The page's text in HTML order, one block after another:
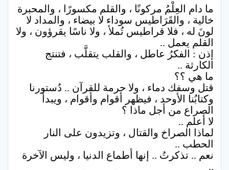
ما دام العِلْمُ مركونًا ، والقلم مكسورًا ، والمحبرة
خالية ، والقَرَاطيس سوداء لا بيضاء ، والمداد لا
لونَ له ، فلا قراطيس تُملأ ، ولا ناسًا يقرؤون ، ولا
القلم يعمل ..
إذن : الفكرُ عاطل ، والقلب يتقلَّب ، فتنتج
الكارثة ..
ما هي ؟؟
قتل وسفك دماء ، ولا حرمة للقرآن .. دُستورنا
وكتابُنا الأوحد ، فيظهر أقوام وأقوام ، ويبدأ
الصراع من أجل ماذا ؟
لا أعلم ..
لماذا الصراخ والقتال ، وتزيدون على النار
الحطب ..
نعم .. تذكرتُ .. إنها أطماع الدنيا ، وليس الآخرة
..